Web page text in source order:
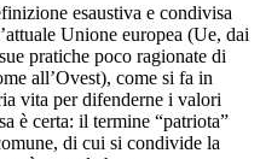
esaustiva e condivisa
Unione europea (Ue, dai
pratiche poco ragionate di
all’Ovest), come si fa in
vita per difenderne i valori
è certa: il termine “patriota”
di cui si condivide la